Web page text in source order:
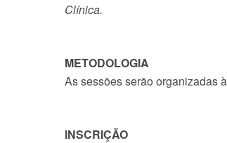
Clínica.
METODOLOGIA
As sessões serão organizadas
INSCRIÇÃO